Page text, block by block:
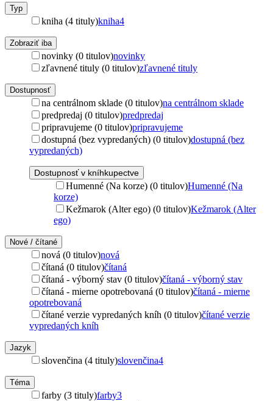
Typ
kniha (4 tituly)kniha4
Zobraziť iba
novinky (0 titulov)novinky
zľavnené tituly (0 titulov)zľavnené tituly
Dostupnosť
na centrálnom sklade (0 titulov)na centrálnom sklade
predpredaj (0 titulov)predpredaj
pripravujeme (0 titulov)pripravujeme
dostupná (bez vypredaných) (0 titulov)dostupná (bez
vypredaných)
Dostupnosť v kníhkupectve
Humenné (Na korze) (0 titulov)Humenné (Na
korze)
Kežmarok (Alter ego) (0 titulov)Kežmarok (Alter
ego)
Nové / čítané
nová (0 titulov)nová
čítaná (0 titulov)čítaná
čítaná - výborný stav (0 titulov)čítaná - výborný stav
čítaná - mierne opotrebovaná (0 titulov)čítaná - mierne
opotrebovaná
čítané verzie vypredaných kníh (0 titulov)čítané verzie
vypredaných kníh
Jazyk
slovenčina (4 tituly)slovenčina4
Téma
farby (3 tituly)farby3